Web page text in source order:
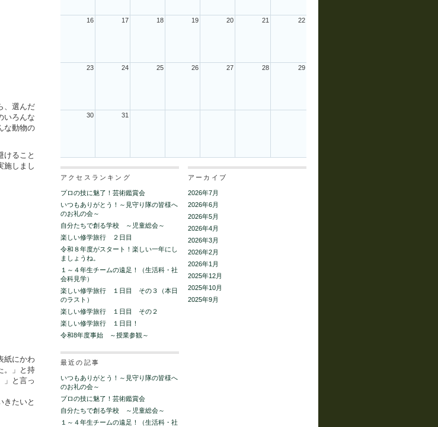
、選んだ
いろんな
な動物の
けること
施しまし
紙にかわ
。」と持
」と言っ
きたいと
16 17 18 19 20 21 22
23 24 25 26 27 28 29
30 31
アクセスランキング
プロの技に魅了！芸術鑑賞会
いつもありがとう！～見守り隊の皆様へ
のお礼の会～
自分たちで創る学校 ～児童総会～
楽しい修学旅行 ２日目
令和８年度がスタート！楽しい一年にし
ましょうね。
１～４年生チームの遠足！（生活科・社
会科見学）
楽しい修学旅行 １日目 その３（本日
のラスト）
楽しい修学旅行 １日目 その２
楽しい修学旅行 １日目！
令和8年度事始 ～授業参観～
最近の記事
いつもありがとう！～見守り隊の皆様へ
のお礼の会～
プロの技に魅了！芸術鑑賞会
自分たちで創る学校 ～児童総会～
１～４年生チームの遠足！（生活科・社
アーカイブ
2026年7月
2026年6月
2026年5月
2026年4月
2026年3月
2026年2月
2026年1月
2025年12月
2025年10月
2025年9月